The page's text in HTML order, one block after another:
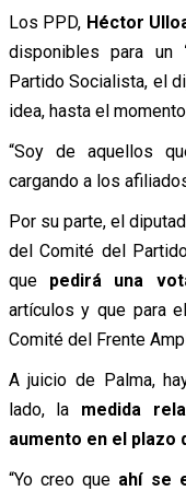
Los PPD, Héctor
disponibles para un
Partido Socialista, el
idea, hasta el
“Soy de aquellos
cargando a los
Por su parte, el
del Comité del
que pedirá una
artículos y que para
Comité del Frente
A juicio de Palma,
lado, la medida
aumento en el plazo
“Yo creo que ahí se